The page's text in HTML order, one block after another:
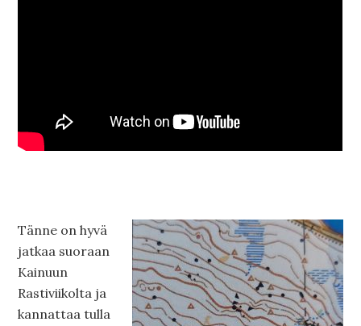
Tänne on hyvä
jatkaa suoraan
Kainuun
Rastiviikolta ja
kannattaa tulla